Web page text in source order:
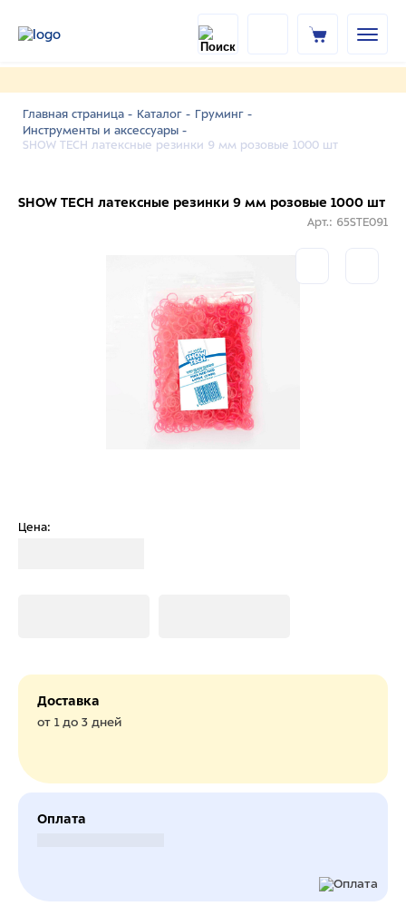
Главная страница - Каталог - Груминг -
Инструменты и аксессуары -
SHOW TECH латексные резинки 9 мм розовые 1000 шт
SHOW TECH латексные резинки 9 мм розовые 1000 шт
Арт.: 65STE091
Цена:
Доставка
от 1 до 3 дней
Оплата